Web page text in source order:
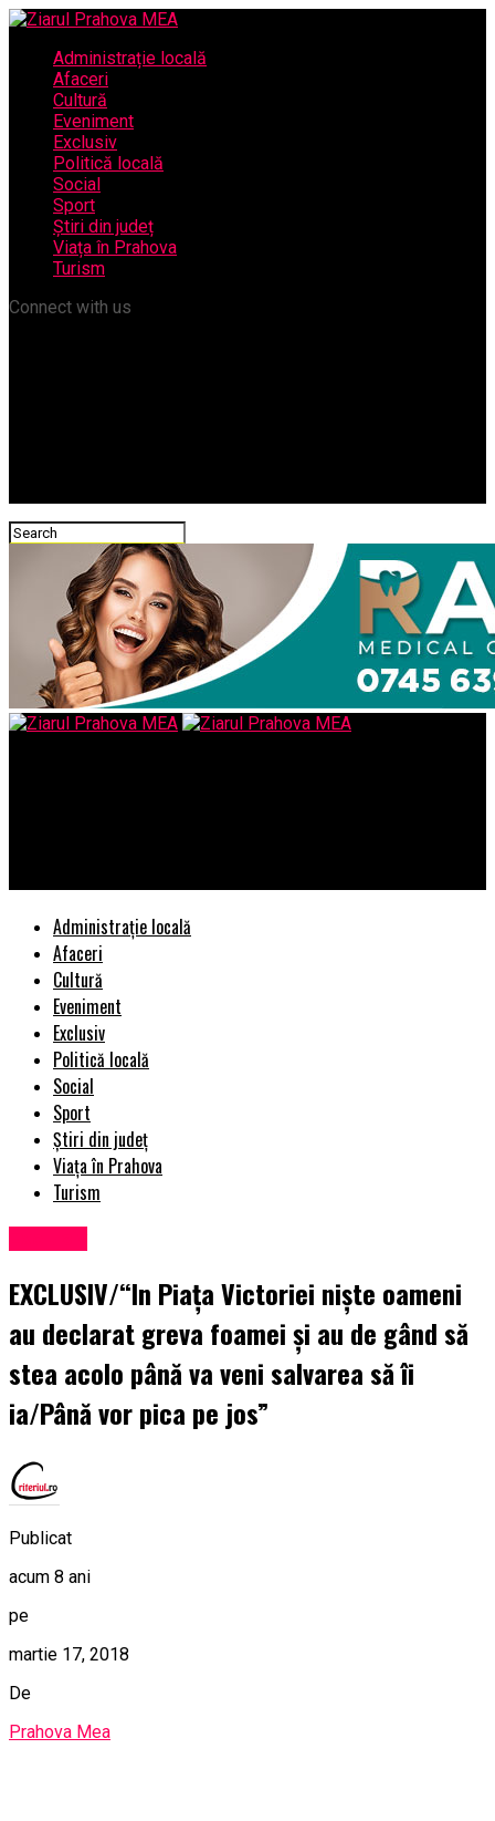
Administrație locală
Afaceri
Cultură
Eveniment
Exclusiv
Politică locală
Social
Sport
Știri din județ
Viața în Prahova
Turism
Connect with us
Administrație locală
Afaceri
Cultură
Eveniment
Exclusiv
Politică locală
Social
Sport
Știri din județ
Viața în Prahova
Turism
EXCLUSIV/“In Piața Victoriei niște oameni
au declarat greva foamei și au de gând să
stea acolo până va veni salvarea să îi
ia/Până vor pica pe jos”
Publicat
acum 8 ani
pe
martie 17, 2018
De
Prahova Mea